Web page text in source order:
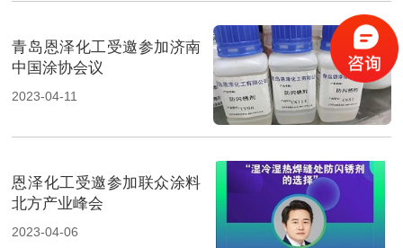
青岛恩泽化工受邀参加济南
中国涂协会议
2023-04-11
恩泽化工受邀参加联众涂料
北方产业峰会
2023-04-06